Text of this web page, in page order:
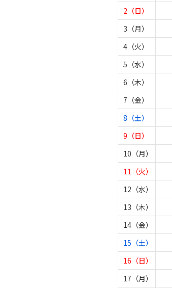
2（日）
3（月）
4（火）
5（水）
6（木）
7（金）
8（土）
9（日）
10（月）
11（火）
12（水）
13（木）
14（金）
15（土）
16（日）
17（月）